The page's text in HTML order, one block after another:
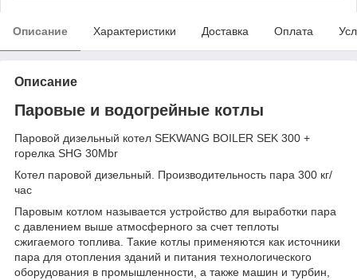
Описание Характеристики Доставка Оплата
Описание
Паровые и водогрейные котлы
Паровой дизельный котел SEKWANG BOILER SEK 300 +
горелка SHG 30Mbr
Котел паровой дизельный. Производительность пара 300 кг/
час
Паровым котлом называется устройство для выработки пара
с давлением выше атмосферного за счет теплоты
сжигаемого топлива. Такие котлы применяются как источники
пара для отопления зданий и питания технологического
оборудования в промышленности, а также машин и турбин,